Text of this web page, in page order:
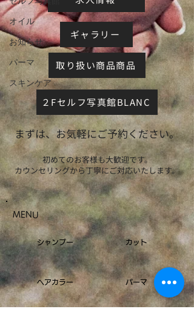
オイル
お知らせ
パーマ
スキンケア
ギャラリー
取り扱い商品商品
２Fセルフ写真館BLANC
まずは、お気軽にご予約ください。
初めてのお客様も大歓迎です。
カウンセリングから丁寧にご対応いたします。
MENU
シャンプー
ヘアカラー
カット
パーマ